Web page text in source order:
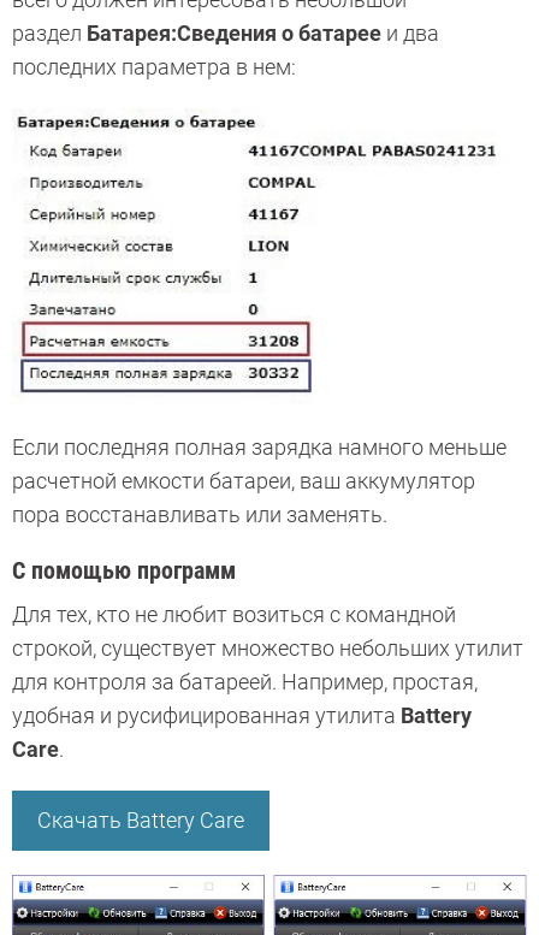
раздел Батарея:Сведения о батарее и два
последних параметра в нем:
Если последняя полная зарядка намного меньше
расчетной емкости батареи, ваш аккумулятор
пора восстанавливать или заменять.
С помощью программ
Для тех, кто не любит возиться с командной
строкой, существует множеcтво небольших утилит
для контроля за батареей. Например, простая,
удобная и русифицированная утилита Battery
Care.
Скачать Battery Care